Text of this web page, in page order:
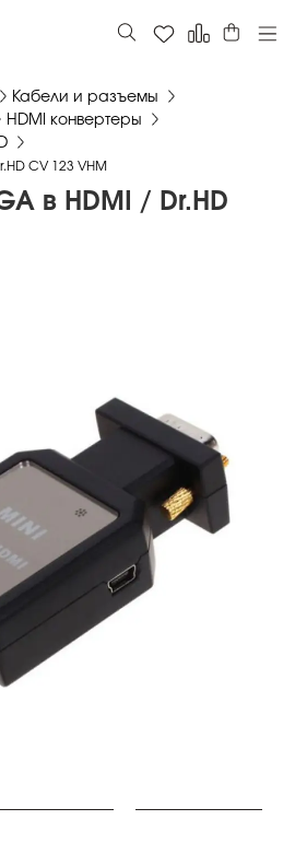
Кабели и разъемы
HDMI конвертеры
CV 123 VHM
в HDMI / Dr.HD